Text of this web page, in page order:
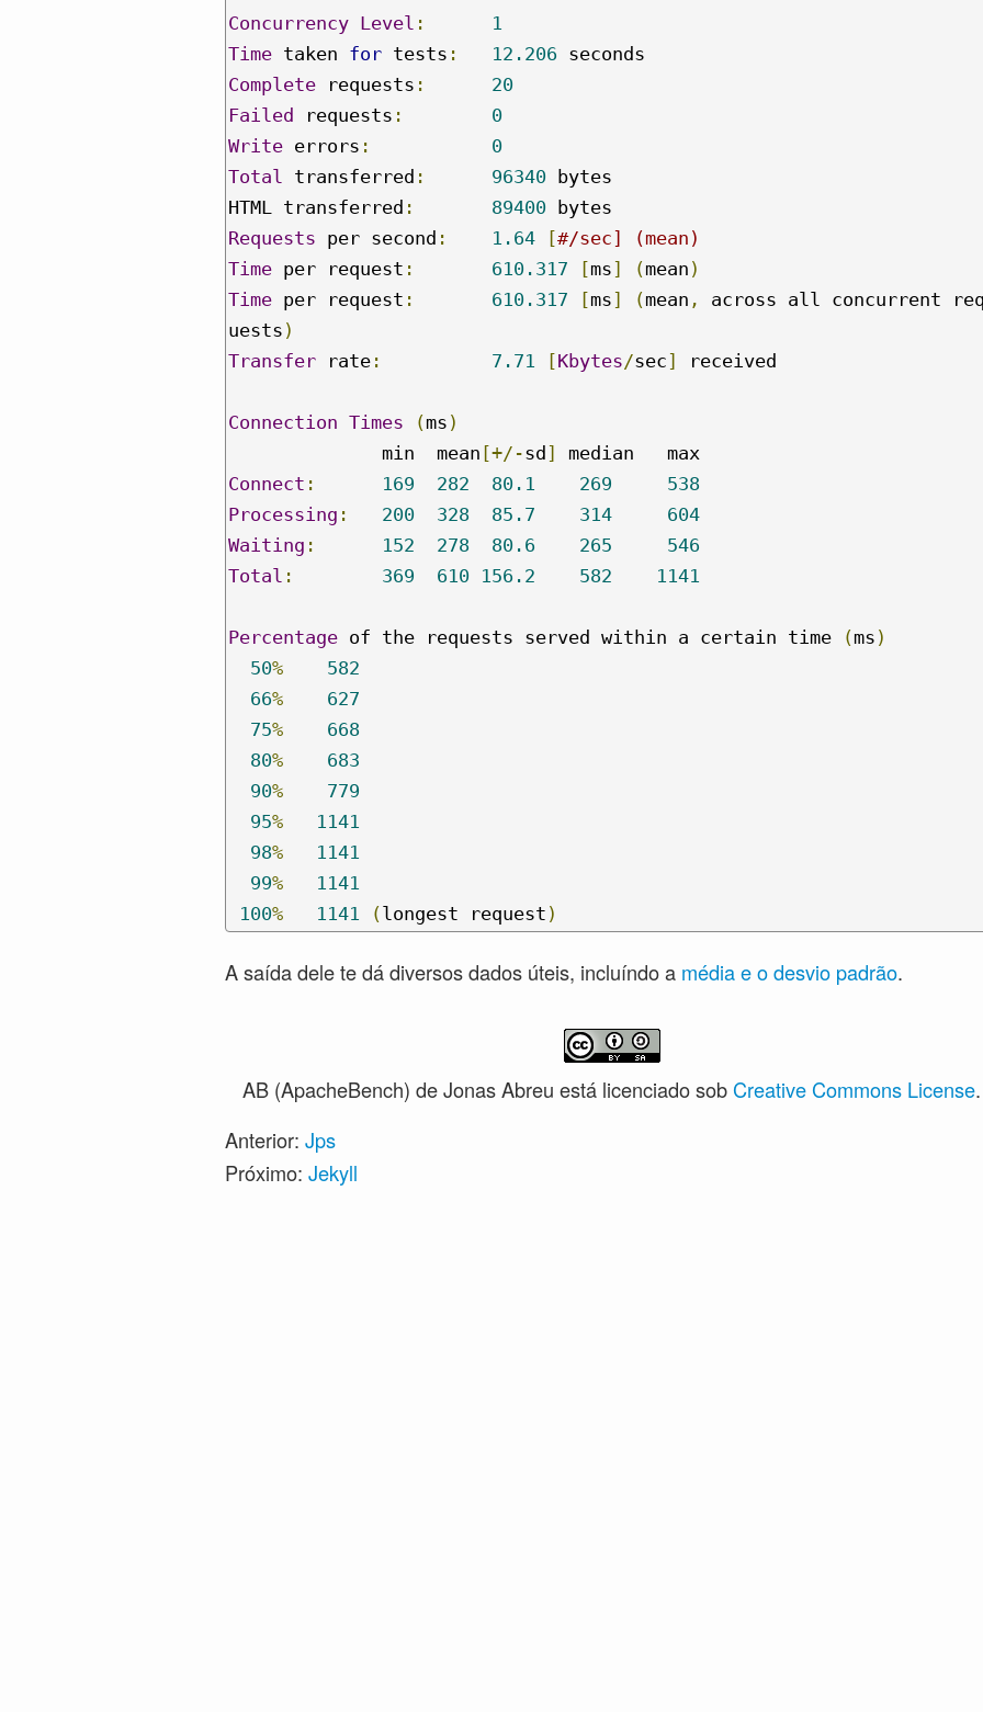
Concurrency Level :
1
Time taken for tests : 12.206
Complete requests :
20
Failed requests :
0
Write errors :
0
Total
transferred : 96340 bytes
HTML transferred : 89400
Requests per second : 1.64 [#/sec] (mean)
Time per request : 610.317 [ms] (mean )
Time per request : 610.317 [ms] (mean ,
across all concurrent
uests )
Transfer rate : 7.71 [Kbytes/sec] received
Connection Times (ms )
              min  mean
[+/-sd]
Connect : 169 282 80.1 269
538
Processing : 200 328 85.7 314
604
Waiting : 152 278 80.6 265
546
Total : 369 610 156.2 582 1141
Percentage of the requests served within a certain time (ms )
50%
582
66%
627
75%
668
80%
683
90%
779
95%
1141
98%
1141
99%
1141
100% 1141 (longest request )
A saída dele te dá diversos dados úteis, incluíndo a média e o desvio padrão.
AB (ApacheBench) de Jonas Abreu está licenciado sob Creative Commons License.
Anterior: Jps
Próximo: Jekyll